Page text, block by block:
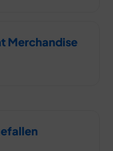
Merchandise